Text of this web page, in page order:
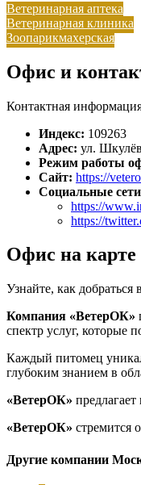
Ветеринарная аптека
Ветеринарная клиника
Зоопарикмахерская
Офис и
Контактная
Индекс: 109263
Адрес: ул.
Режим работы
Сайт: https://
Социальные
https://
https://
Офис на карте
Узнайте, как
Компания «ВетерОК»
спектр услуг, которые
Каждый питомец
глубоким знанием в
«ВетерОК»
«ВетерОК» стремится
Другие компании